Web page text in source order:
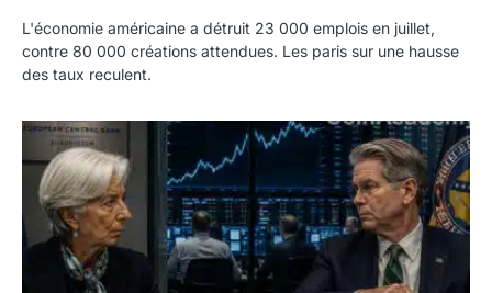
L'économie américaine a détruit 23 000 emplois en juillet,
contre 80 000 créations attendues. Les paris sur une hausse
des taux reculent.
Yen : Washington a vendu des euros sans prévenir la